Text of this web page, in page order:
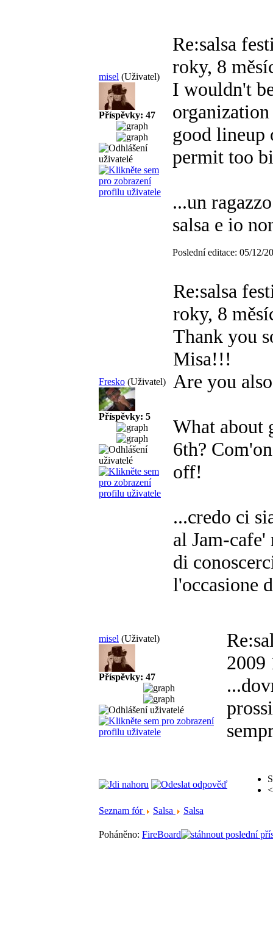
misel (Uživatel)
Příspěvky: 47
Re:salsa
roky, 8
I wouldn't
good lineup
permit too
...un
salsa e io
Poslední editace: 05/12/
Fresko (Uživatel)
Příspěvky: 5
Re:salsa
roky, 8
Thank you
Misa!!!
Are you
What about
6th?
off!
...credo ci
al Jam-
di
l'occasione
misel (Uživatel)
Příspěvky: 47
2009
Seznam fór
Salsa Salsa
Poháněno: FireBoard